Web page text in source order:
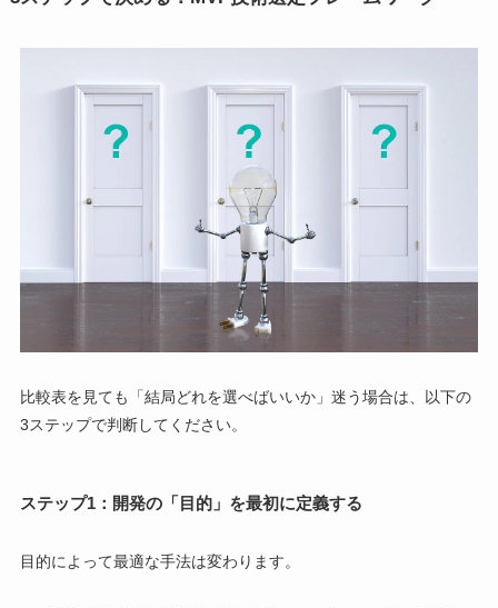
比較表を見ても「結局どれを選べばいいか」迷う場合は、以下の
3ステップで判断してください。
ステップ1：開発の「目的」を最初に定義する
目的によって最適な手法は変わります。